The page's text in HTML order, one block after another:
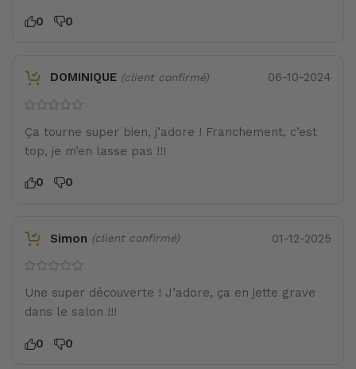
0 0
DOMINIQUE (client confirmé) 06-10-2024
Ça tourne super bien, j’adore ! Franchement, c’est
top, je m’en lasse pas !!!
0 0
Simon (client confirmé) 01-12-2025
Une super découverte ! J’adore, ça en jette grave
dans le salon !!!
0 0